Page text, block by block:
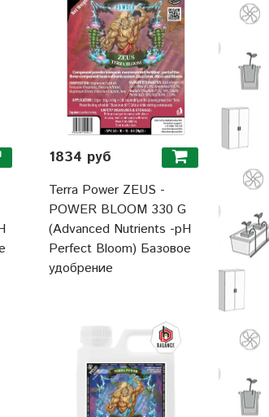
1834 руб
Terra Power ZEUS -
POWER BLOOM 330 G
(Advanced Nutrients -pH
Perfect Bloom) Базовое
удобрение